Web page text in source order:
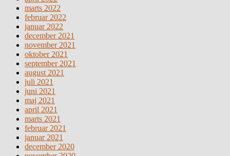
marts 2022
februar 2022
januar 2022
december 2021
november 2021
oktober 2021
september 2021
august 2021
juli 2021
juni 2021
maj 2021
april 2021
marts 2021
februar 2021
januar 2021
december 2020